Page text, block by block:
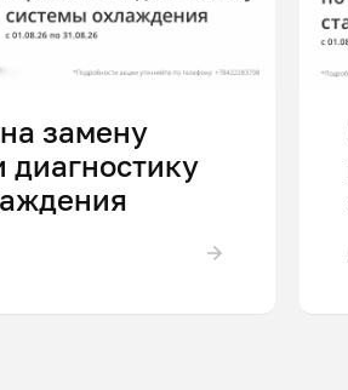
замену
диагностику